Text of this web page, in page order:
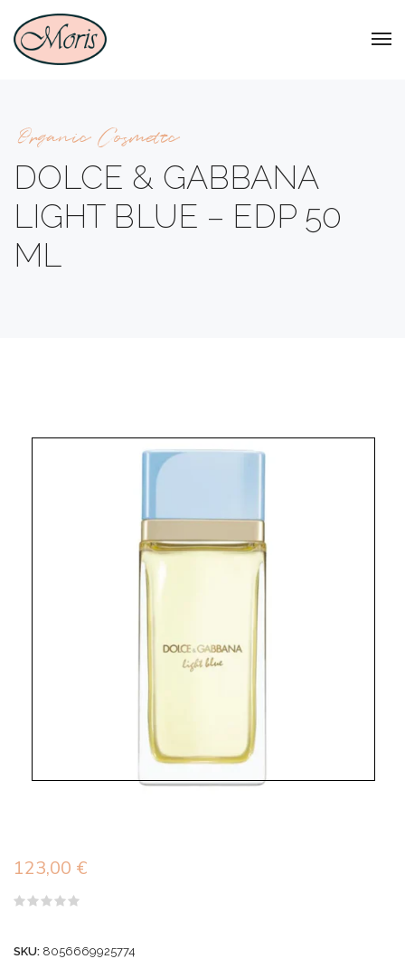
Organic Cosmetic
DOLCE & GABBANA
LIGHT BLUE – EDP 50
ML
123,00 €
5
SKU: 8056669925774